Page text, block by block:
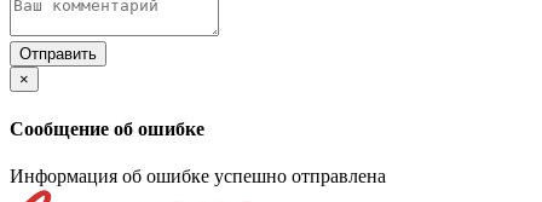
×
Сообщение об ошибке
Информация об ошибке успешно отправлена